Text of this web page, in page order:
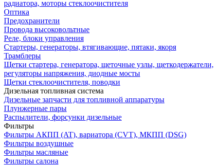
радиатора, моторы стеклоочистителя
Оптика
Предохранители
Провода высоковольтные
Реле, блоки управления
Стартеры, генераторы, втягивающие, пятаки, якоря
Трамблеры
Щетки стартера, генератора, щеточные узлы, щеткодержатели,
регуляторы напряжения, диодные мосты
Щетки стеклоочистителя, поводки
Дизельная топливная система
Дизельные запчасти для топливной аппаратуры
Плунжерные пары
Распылители, форсунки дизельные
Фильтры
Фильтры АКПП (AT), вариатора (CVT), МКПП (DSG)
Фильтры воздушные
Фильтры масляные
Фильтры салона